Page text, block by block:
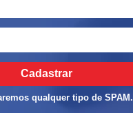
Cadastrar
qualquer tipo de SPAM.